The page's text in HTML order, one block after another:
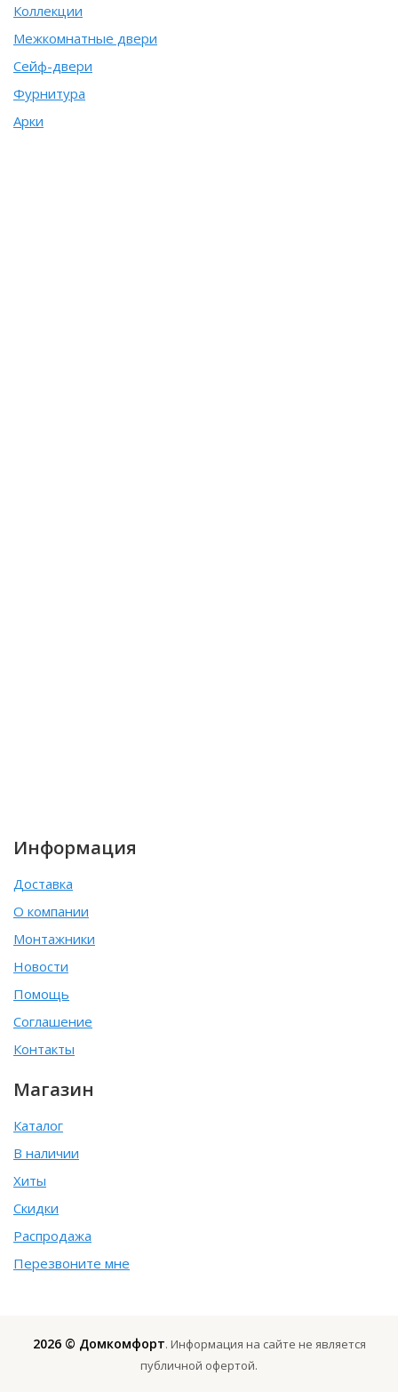
Коллекции
Межкомнатные двери
Сейф-двери
Фурнитура
Арки
Информация
Доставка
О компании
Монтажники
Новости
Помощь
Соглашение
Контакты
Магазин
Каталог
В наличии
Хиты
Скидки
Распродажа
Перезвоните мне
2026 © Домкомфорт. Информация на сайте не является
публичной офертой.